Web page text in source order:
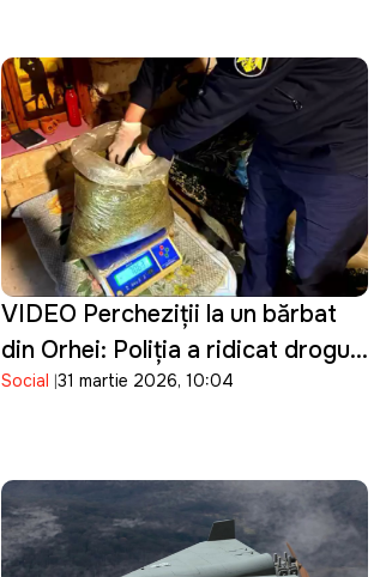
VIDEO Percheziţii la un bărbat
din Orhei: Poliţia a ridicat droguri
de cinci milioane de lei
Social 31 martie 2026, 10:04